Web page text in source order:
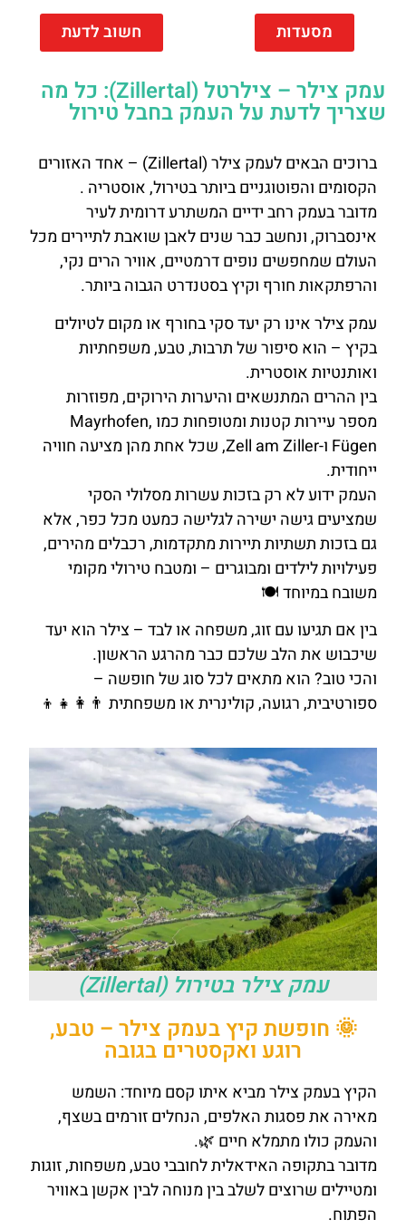
מסעדות חשוב לדעת
עמק צילר – צילרטל (Zillertal): כל מה
שצריך לדעת על העמק בחבל טירול
ברוכים הבאים לעמק צילר (Zillertal) – אחד האזורים
הקסומים והפוטוגניים ביותר בטירול, אוסטריה .
מדובר בעמק רחב ידיים המשתרע דרומית לעיר
אינסברוק, ונחשב כבר שנים לאבן שואבת לתיירים מכל
העולם שמחפשים נופים דרמטיים, אוויר הרים נקי,
והרפתקאות חורף וקיץ בסטנדרט הגבוה ביותר.
עמק צילר אינו רק יעד סקי בחורף או מקום לטיולים
בקיץ – הוא סיפור של תרבות, טבע, משפחתיות
ואותנטיות אוסטרית.
בין ההרים המתנשאים והיערות הירוקים, מפוזרות
מספר עיירות קטנות ומטופחות כמו Mayrhofen,
Fügen ו-Zell am Ziller, שכל אחת מהן מציעה חוויה
ייחודית.
העמק ידוע לא רק בזכות עשרות מסלולי הסקי
שמציעים גישה ישירה לגלישה כמעט מכל כפר, אלא
גם בזכות תשתיות תיירות מתקדמות, רכבלים מהירים,
פעילויות לילדים ומבוגרים – ומטבח טירולי מקומי
משובח במיוחד 🍽️
בין אם תגיעו עם זוג, משפחה או לבד – צילר הוא יעד
שיכבוש את הלב שלכם כבר מהרגע הראשון.
והכי טוב? הוא מתאים לכל סוג של חופשה –
ספורטיבית, רגועה, קולינרית או משפחתית 👨‍👩‍👧‍👦
עמק צילר בטירול (Zillertal)
🌞 חופשת קיץ בעמק צילר – טבע,
רוגע ואקסטרים בגובה
הקיץ בעמק צילר מביא איתו קסם מיוחד: השמש
מאירה את פסגות האלפים, הנחלים זורמים בשצף,
והעמק כולו מתמלא חיים 🌿.
מדובר בתקופה האידאלית לחובבי טבע, משפחות, זוגות
ומטיילים שרוצים לשלב בין מנוחה לבין אקשן באוויר
הפתוח.